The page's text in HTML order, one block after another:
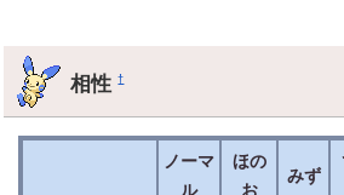
相性†
ノーマ
ル
ほの
お
みず